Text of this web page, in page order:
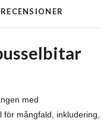
RECENSIONER
med
mångfald, inkludering,